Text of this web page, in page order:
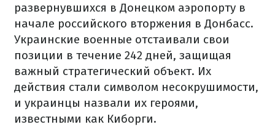
развернувшихся в Донецком аэропорту в
начале российского вторжения в Донбасс.
Украинские военные отстаивали свои
позиции в течение 242 дней, защищая
важный стратегический объект. Их
действия стали символом несокрушимости,
и украинцы назвали их героями,
известными как Киборги.